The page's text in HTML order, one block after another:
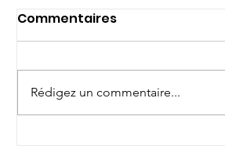
Commentaires
Rédigez un commentaire...